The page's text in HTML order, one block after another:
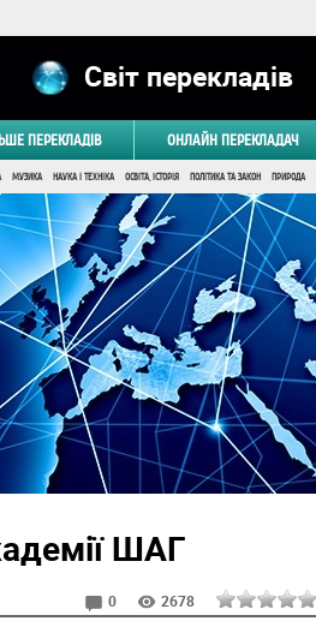
Світ перекладів
ПЕРЕКЛАДІВ ОНЛАЙН ПЕРЕКЛАДАЧ
МУЗИКА НАУКА І ТЕХНІКА ОСВІТА, ІСТОРІЯ ПОЛІТИКА ТА ЗАКОН ПРИРОДА
ШАГ
0 2678